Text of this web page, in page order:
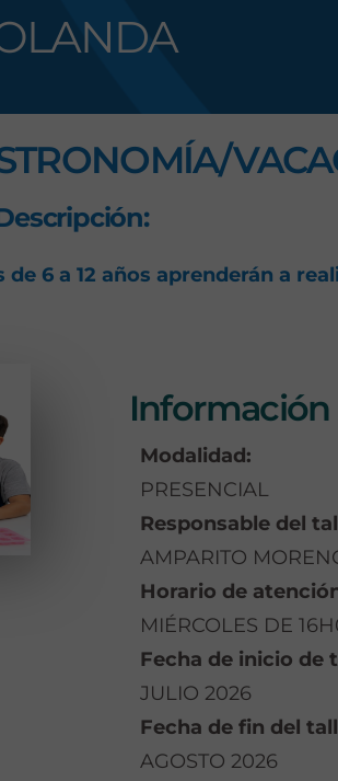
6 a 12 años aprenderán a
Modalidad:
PRESENCIAL
Responsable del
AMPARITO
Horario de
MIÉRCOLES DE
Fecha de inicio de
JULIO 2026
Fecha de fin del
AGOSTO 2026